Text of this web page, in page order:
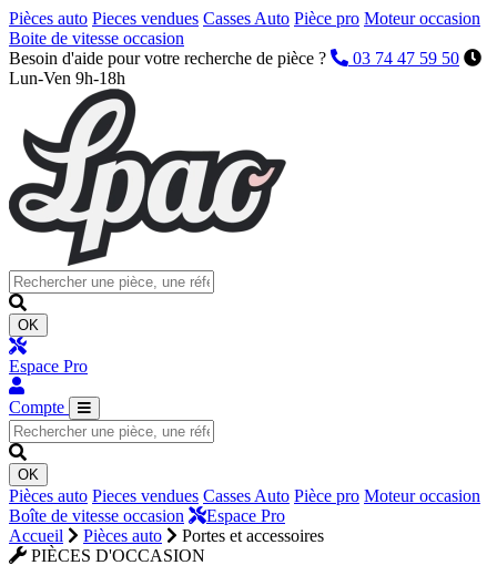
Pièces auto Pieces vendues Casses Auto Pièce pro Moteur occasion
Boite de vitesse occasion
Besoin d'aide pour votre recherche de pièce ?
03 74 47 59 50
Lun-Ven 9h-18h
OK
Espace Pro
Compte
OK
Pièces auto Pieces vendues Casses Auto Pièce pro Moteur occasion
Boîte de vitesse occasion
Espace Pro
Accueil
Pièces auto
Portes et accessoires
PIÈCES D'OCCASION